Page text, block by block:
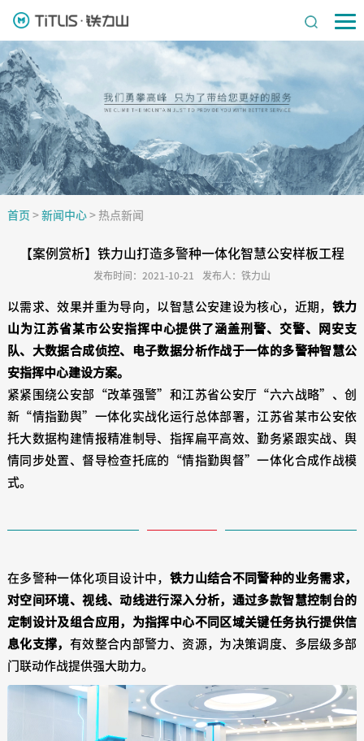
首页 > 新闻中心> 热点新闻
【案例赏析】铁力山打造多警种一体化智慧公安样板工程
发布时间：2021-10-21 发布人：铁力山
以需求、效果并重为导向，以智慧公安建设为核心，近期， 铁力
山为江苏省某市公安指挥中心提供了涵盖刑警、交警、网安支
队、大数据合成侦控、电子数据分析作战于一体的多警种智慧公
安指挥中心建设方案。
紧紧围绕公安部“改革强警”和江苏省公安厅“六六战略”、创
新“情指勤舆”一体化实战化运行总体部署，江苏省某市公安依
托大数据构建情报精准制导、指挥扁平高效、勤务紧跟实战、舆
情同步处置、督导检查托底的“情指勤舆督”一体化合成作战模
式。
在多警种一体化项目设计中， 铁力山结合不同警种的业务需求，
对空间环境、视线、动线进行深入分析，通过多款智慧控制台的
定制设计及组合应用，为指挥中心不同区域关键任务执行提供信
息化支撑， 有效整合内部警力、资源，为决策调度、多层级多部
门联动作战提供强大助力。